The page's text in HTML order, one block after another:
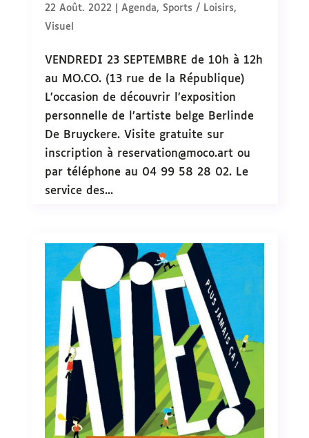
22 Août. 2022| Agenda, Sports / Loisirs,
Visuel
VENDREDI 23 SEPTEMBRE de 10h à 12h
au MO.CO. (13 rue de la République)
L’occasion de découvrir l’exposition
personnelle de l’artiste belge Berlinde
De Bruyckere. Visite gratuite sur
inscription à reservation@moco.art ou
par téléphone au 04 99 58 28 02. Le
service des...